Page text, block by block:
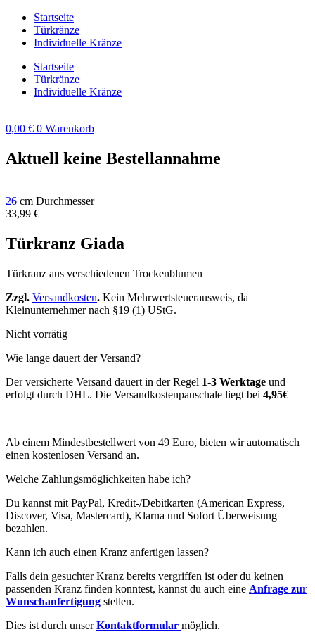
Zum
Inhalt
springen
Startseite
Türkränze
Individuelle Kränze
Startseite
Türkränze
Individuelle Kränze
0,00 € 0 Warenkorb
Aktuell keine Bestellannahme
26 cm Durchmesser
33,99 €
Türkranz Giada
Türkranz aus verschiedenen Trockenblumen
Zzgl. Versandkosten. Kein Mehrwertsteuerausweis, da
Kleinunternehmer nach §19 (1) UStG.
Nicht vorrätig
Wie lange dauert der Versand?
Der versicherte Versand dauert in der Regel 1-3 Werktage und
erfolgt durch DHL. Die Versandkostenpauschale liegt bei 4,95€
Ab einem Mindestbestellwert von 49 Euro, bieten wir automatisch
einen kostenlosen Versand an.
Welche Zahlungsmöglichkeiten habe ich?
Du kannst mit PayPal, Kredit-/Debitkarten (American Express,
Discover, Visa, Mastercard), Klarna und Sofort Überweisung
bezahlen.
Kann ich auch einen Kranz anfertigen lassen?
Falls dein gesuchter Kranz bereits vergriffen ist oder du keinen
passenden Kranz finden konntest, kannst du auch eine Anfrage zur
Wunschanfertigung stellen.
Dies ist durch unserKontaktformular möglich.